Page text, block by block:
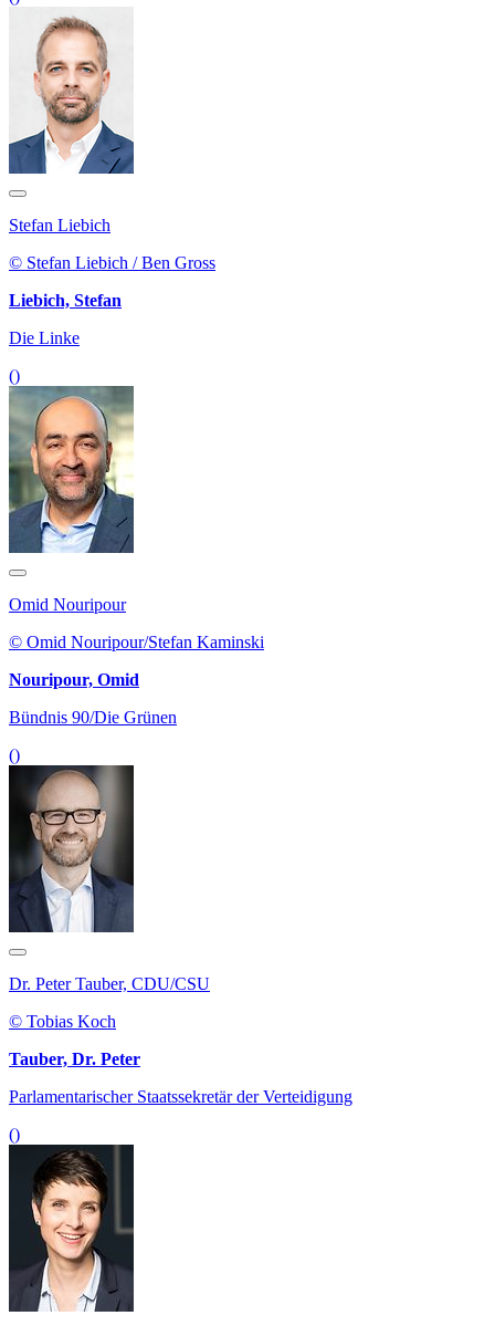
Stefan Liebich
© Stefan Liebich / Ben Gross
Liebich, Stefan
Die Linke
()
Omid Nouripour
© Omid Nouripour/Stefan Kaminski
Nouripour, Omid
Bündnis 90/Die Grünen
()
Dr. Peter Tauber, CDU/CSU
© Tobias Koch
Tauber, Dr. Peter
Parlamentarischer Staatssekretär der Verteidigung
()